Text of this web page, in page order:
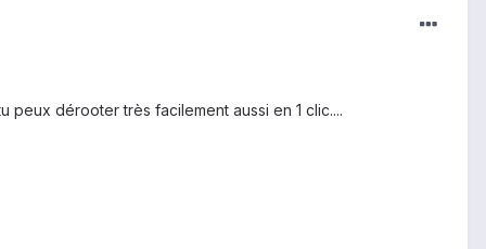
dérooter très facilement aussi en 1 clic....